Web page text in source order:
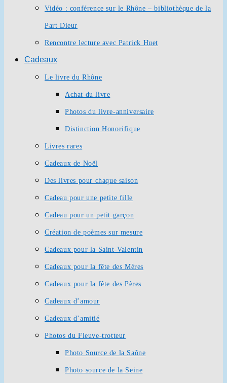
Vidéo : conférence sur le Rhône – bibliothèque de la
Part Dieur
Rencontre lecture avec Patrick Huet
Cadeaux
Le livre du Rhône
Achat du livre
Photos du livre-anniversaire
Distinction Honorifique
Livres rares
Cadeaux de Noël
Des livres pour chaque saison
Cadeau pour une petite fille
Cadeau pour un petit garçon
Création de poèmes sur mesure
Cadeaux pour la Saint-Valentin
Cadeaux pour la fête des Mères
Cadeaux pour la fête des Pères
Cadeaux d’amour
Cadeaux d’amitié
Photos du Fleuve-trotteur
Photo Source de la Saône
Photo source de la Seine